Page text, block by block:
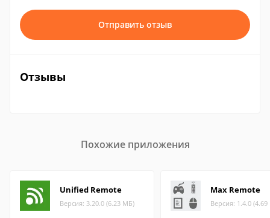
Отправить отзыв
Отзывы
Похожие приложения
Unified Remote
Версия: 3.20.0 (6.23 МБ)
Max Remote
Версия: 1.4.0